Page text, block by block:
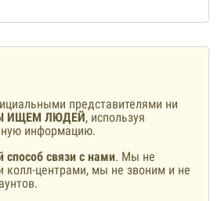
представителями ни
ИЩЕМ ЛЮДЕЙ, используя
информацию.
способ связи с нами. Мы не
колл-центрами, мы не звоним и не